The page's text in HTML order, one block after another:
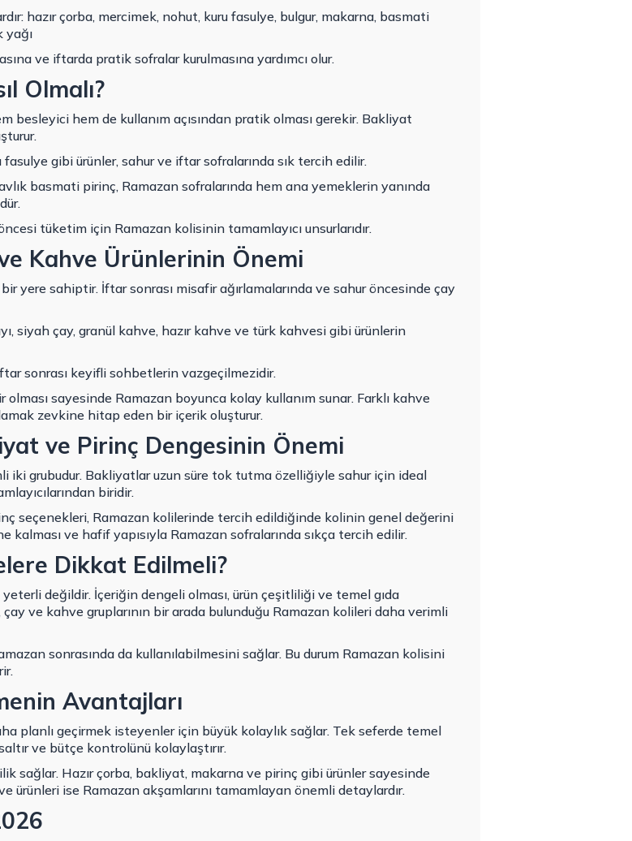
hazır çorba, mercimek, nohut, kuru fasulye, bulgur, makarna, basmati
yağı
ve iftarda pratik sofralar kurulmasına yardımcı olur.
Olmalı?
besleyici hem de kullanım açısından pratik olması gerekir. Bakliyat
fasulye gibi ürünler, sahur ve iftar sofralarında sık tercih edilir.
basmati pirinç, Ramazan sofralarında hem ana yemeklerin yanında
tüketim için Ramazan kolisinin tamamlayıcı unsurlarıdır.
Kahve Ürünlerinin Önemi
yere sahiptir. İftar sonrası misafir ağırlamalarında ve sahur öncesinde çay
siyah çay, granül kahve, hazır kahve ve türk kahvesi gibi ürünlerin
sonrası keyifli sohbetlerin vazgeçilmezidir.
sayesinde Ramazan boyunca kolay kullanım sunar. Farklı kahve
zevkine hitap eden bir içerik oluşturur.
ve Pirinç Dengesinin Önemi
iki grubudur. Bakliyatlar uzun süre tok tutma özelliğiyle sahur için ideal
biridir.
seçenekleri, Ramazan kolilerinde tercih edildiğinde kolinin genel değerini
kalması ve hafif yapısıyla Ramazan sofralarında sıkça tercih edilir.
Dikkat Edilmeli?
değildir. İçeriğin dengeli olması, ürün çeşitliliği ve temel gıda
ve kahve gruplarının bir arada bulunduğu Ramazan kolileri daha verimli
sonrasında da kullanılabilmesini sağlar. Bu durum Ramazan kolisini
Avantajları
planlı geçirmek isteyenler için büyük kolaylık sağlar. Tek seferde temel
ve bütçe kontrolünü kolaylaştırır.
sağlar. Hazır çorba, bakliyat, makarna ve pirinç gibi ürünler sayesinde
ürünleri ise Ramazan akşamlarını tamamlayan önemli detaylardır.